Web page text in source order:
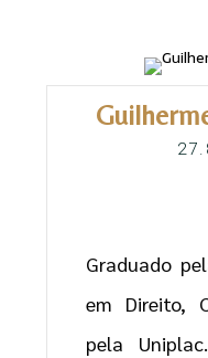
Graduado
em Direito,
pela